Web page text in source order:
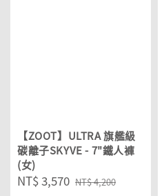
【ZOOT】ULTRA 旗艦級
碳離子SKYVE - 7"鐵人褲
(女)
Sale
NT$ 3,570 Regular
NT$ 4,200